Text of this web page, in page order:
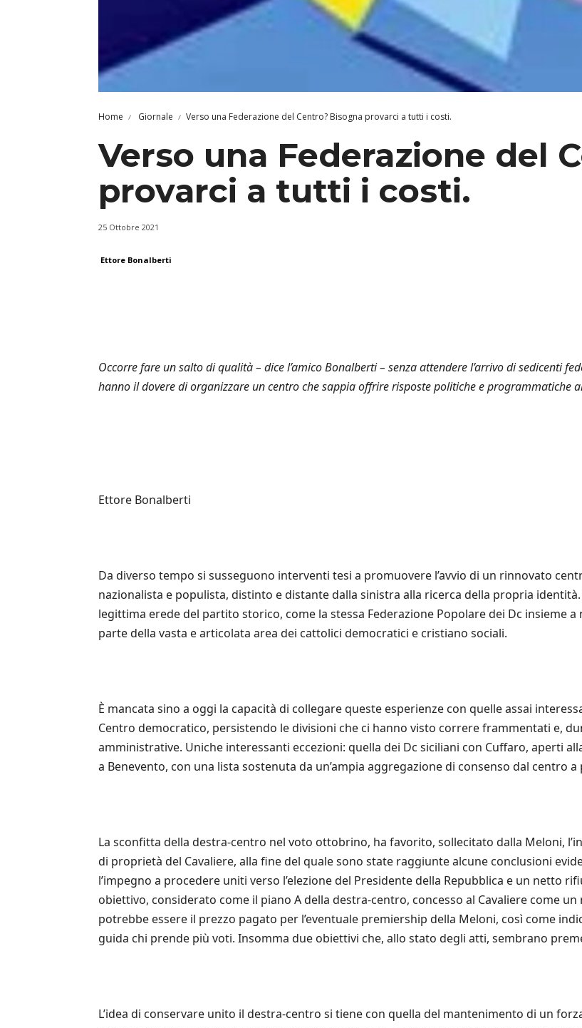
Home Giornale Verso una Federazione del Centro? Bisogna provarci a tutti i costi.
Verso una Federazione del
provarci a tutti i costi.
25 Ottobre 2021
Ettore Bonalberti
Occorre fare un salto di qualità – dice l’amico Bonalberti – senza attendere l’arrivo di sedicenti
hanno il dovere di organizzare un centro che sappia offrire risposte politiche e programmatiche
Ettore Bonalberti
Da diverso tempo si susseguono interventi tesi a promuovere l’avvio di un rinnovato
nazionalista e populista, distinto e distante dalla sinistra alla ricerca della propria
legittima erede del partito storico, come la stessa Federazione Popolare dei Dc insieme
parte della vasta e articolata area dei cattolici democratici e cristiano sociali.
È mancata sino a oggi la capacità di collegare queste esperienze con quelle assai
Centro democratico, persistendo le divisioni che ci hanno visto correre frammentati e,
amministrative. Uniche interessanti eccezioni: quella dei Dc siciliani con Cuffaro, aperti
a Benevento, con una lista sostenuta da un’ampia aggregazione di consenso dal centro
La sconfitta della destra-centro nel voto ottobrino, ha favorito, sollecitato dalla Meloni,
di proprietà del Cavaliere, alla fine del quale sono state raggiunte alcune conclusioni
l’impegno a procedere uniti verso l’elezione del Presidente della Repubblica e un netto
obiettivo, considerato come il piano A della destra-centro, concesso al Cavaliere come
potrebbe essere il prezzo pagato per l’eventuale premiership della Meloni, così come
guida chi prende più voti. Insomma due obiettivi che, allo stato degli atti, sembrano
L’idea di conservare unito il destra-centro si tiene con quella del mantenimento di un